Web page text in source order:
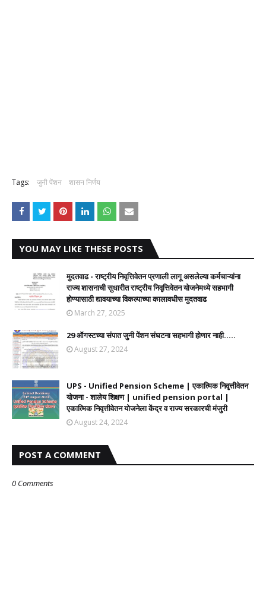
Tags: जुनी पेंशन शासन निर्णय
YOU MAY LIKE THESE POSTS
मुदतवाढ - राष्ट्रीय निवृत्तिवेतन प्रणाली लागू असलेल्या कर्मचाऱ्यांना
राज्य शासनाची सुधारीत राष्ट्रीय निवृत्तिवेतन योजनेमध्ये सहभागी
होण्यासाठी द्यावयाच्या विकल्पाच्या कालावधीस मुदतवाढ
March 27, 2025
29 ऑगस्टच्या संपात जुनी पेंशन संघटना सहभागी होणार नाही.....
August 27, 2024
UPS - Unified Pension Scheme | एकात्मिक निवृत्तीवेतन
योजना - शालेय शिक्षण | unified pension portal |
एकात्मिक निवृत्तीवेतन योजनेला केंद्र व राज्य सरकारची मंजुरी
August 24, 2024
POST A COMMENT
0 Comments